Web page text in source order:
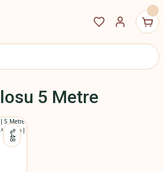
5 Metre
%48